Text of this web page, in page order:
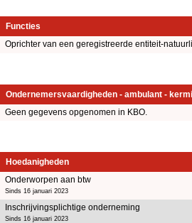
Functies
Oprichter van een geregistreerde entiteit-
Ondernemersvaardigheden - ambulant -
Geen gegevens opgenomen in KBO.
Hoedanigheden
Onderworpen aan btw
Sinds 16 januari 2023
Inschrijvingsplichtige onderneming
Sinds 16 januari 2023